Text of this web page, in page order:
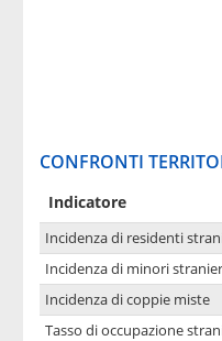
CONFRONTI
Indicatore
Incidenza di residenti
Incidenza di minori
Incidenza di coppie miste
Tasso di occupazione